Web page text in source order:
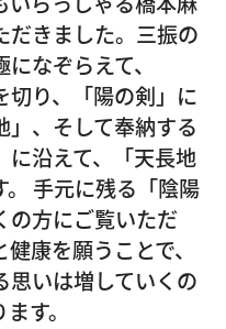
だきました。三振の
なぞらえて、
切り、「陽の剣」に
」、そして奉納する
に沿えて、「天長地
手元に残る「陰陽
の方にご覧いただ
康を願うことで、
思いは増していくの
す。